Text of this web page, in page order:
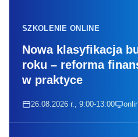
SZKOLENIE ONLINE
Nowa klasyfikacja
roku – reforma
w praktyce
26.08.2026 r., 9:00-13:00